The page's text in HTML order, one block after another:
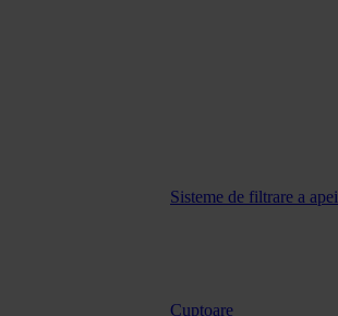
Sisteme de filtrare a apei
Cuptoare